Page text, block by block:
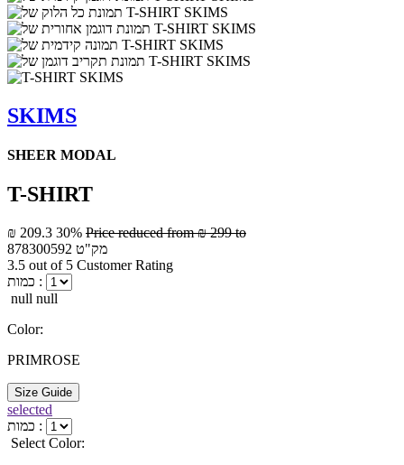
SKIMS
SHEER MODAL
T-SHIRT
₪ 209.3 30% Price reduced from₪ 299 to
מק"ט 878300592
3.5 out of 5 Customer Rating
כמות :
null null
Color:
PRIMROSE
Size Guide
selected
כמות :
Select Color: